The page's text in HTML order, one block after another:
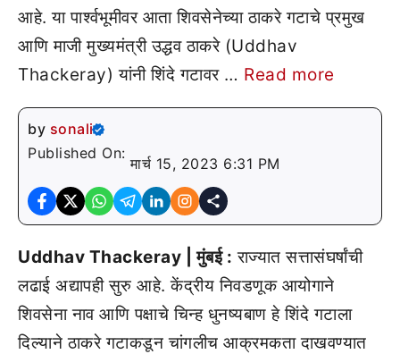
आहे. या पार्श्वभूमीवर आता शिवसेनेच्या ठाकरे गटाचे प्रमुख
आणि माजी मुख्यमंत्री उद्धव ठाकरे (Uddhav
Thackeray) यांनी शिंदे गटावर … Read more
by sonali
Published On:
मार्च 15, 2023 6:31 PM
Uddhav Thackeray | मुंबई : राज्यात सत्तासंघर्षांची
लढाई अद्यापही सुरु आहे. केंद्रीय निवडणूक आयोगाने
शिवसेना नाव आणि पक्षाचे चिन्ह धुनष्यबाण हे शिंदे गटाला
दिल्याने ठाकरे गटाकडून चांगलीच आक्रमकता दाखवण्यात